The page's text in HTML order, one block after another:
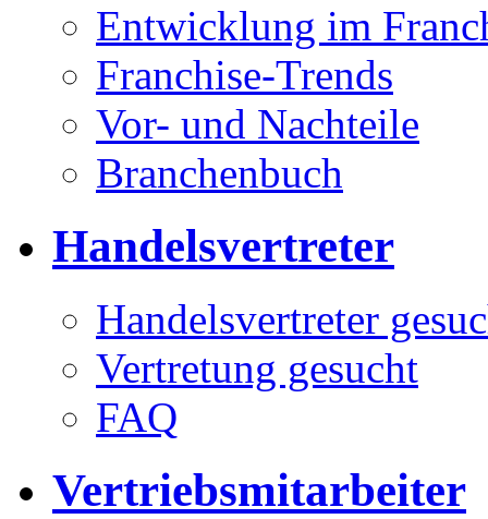
Entwicklung im
Franchise-Trends
Vor- und Nachteile
Branchenbuch
Handelsvertreter
Handelsvertreter
Vertretung gesucht
FAQ
Vertriebsmitarbeiter